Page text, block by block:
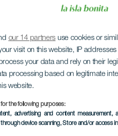
our 14 partners use cookies or
visit on this website, IP
your data and rely on their
processing based on legitimate
website.
the following purposes:
advertising and content measurement,
device scanning, Store and/or access